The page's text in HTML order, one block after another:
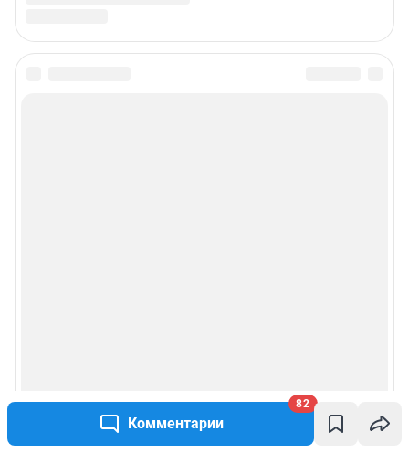
Комментарии
82